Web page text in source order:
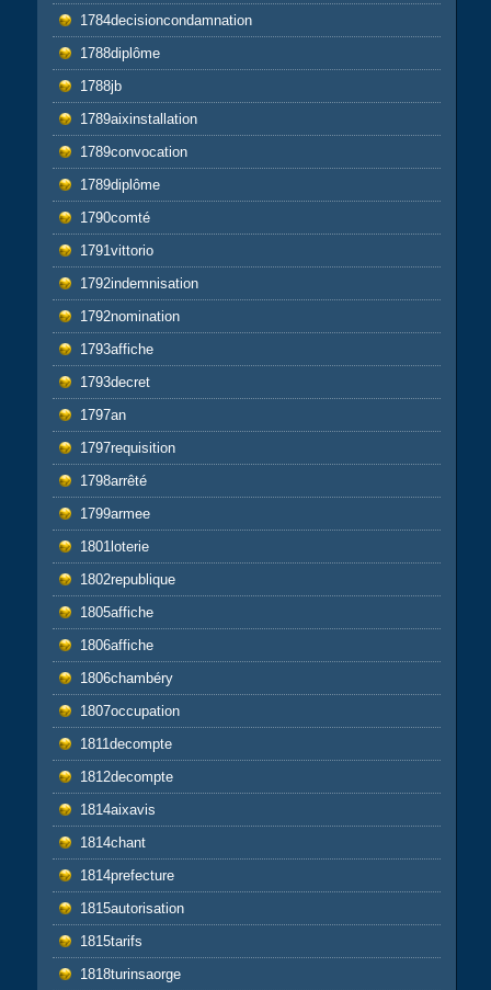
1784decisioncondamnation
1788diplôme
1788jb
1789aixinstallation
1789convocation
1789diplôme
1790comté
1791vittorio
1792indemnisation
1792nomination
1793affiche
1793decret
1797an
1797requisition
1798arrêté
1799armee
1801loterie
1802republique
1805affiche
1806affiche
1806chambéry
1807occupation
1811decompte
1812decompte
1814aixavis
1814chant
1814prefecture
1815autorisation
1815tarifs
1818turinsaorge